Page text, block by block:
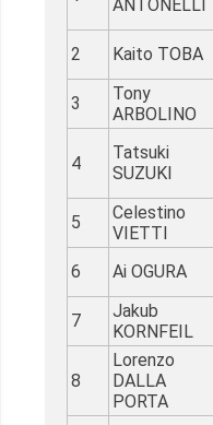
ANTONELLI
2 Kaito TOBA
3
Tony
ARBOLINO
4
Tatsuki
SUZUKI
5
Celestino
VIETTI
6 Ai OGURA
7
Jakub
KORNFEIL
8
Lorenzo
DALLA
PORTA